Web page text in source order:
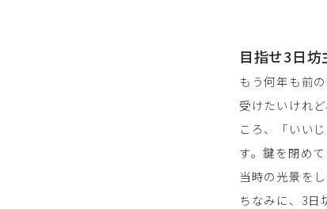
目指せ3日
もう何年も前
受けたいけれ
ころ、「いい
す。鍵を閉め
当時の光景を
ちなみに、3日